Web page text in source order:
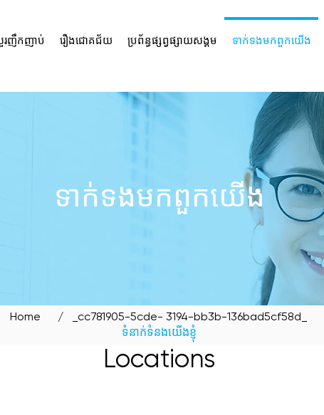
ញឹកញាប់ រឿង​ជោគជ័យ ប្រព័ន្ធ​ផ្សព្វផ្សាយ​សង្គម ទាក់ទង​មក​ពួក​យើង
ទាក់ទង​មក​ពួក​យើង
Home / _cc781905-5cde- 3194-bb3b-136bad5cf58d_
ទំនាក់ទំនងយើងខ្ញុំ
Locations